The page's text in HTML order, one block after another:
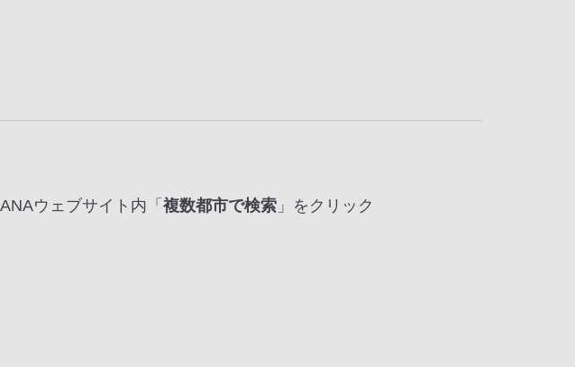
ウェブサイト内「 複数都市で検索 」をクリック